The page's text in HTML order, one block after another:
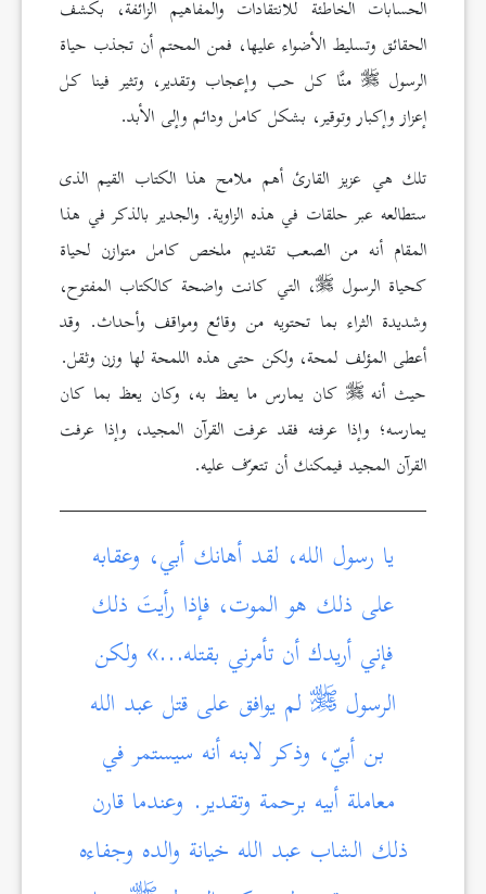
الحسابات الخاطئة للانتقادات والمفاهيم الزائفة، بكشف
الحقائق وتسليط الأضواء عليها، فمن المحتم أن تجذب حياة
الرسول
منَّا كل حب وإعجاب وتقدير، وتثير فينا كل
إعزاز وإكبار وتوقير، بشكل كامل ودائم وإلى الأبد.
تلك هي عزيز القارئ أهم ملامح هذا الكتاب القيم الذى
ستطالعه عبر حلقات في هذه الزاوية. والجدير بالذكر في هذا
المقام أنه من الصعب تقديم ملخص كامل متوازن لحياة
كحياة الرسول ، التي كانت واضحة كالكتاب المفتوح،
وشديدة الثراء بما تحتويه من وقائع ومواقف وأحداث. وقد
أعطى المؤلف لمحة، ولكن حتى هذه اللمحة لها وزن وثقل.
حيث أنه
كان يمارس ما يعظ به، وكان يعظ بما كان
يمارسه؛ وإذا عرفته فقد عرفت القرآن المجيد، وإذا عرفت
القرآن المجيد فيمكنك أن تتعرّف عليه.
يا رسول الله، لقد أهانك أبي، وعقابه
على ذلك هو الموت، فإذا رأيتَ ذلك
فإني أريدك أن تأمرني بقتله…» ولكن
الرسول
لم يوافق على قتل عبد الله
بن أبيّ، وذكر لابنه أنه سيستمر في
معاملة أبيه برحمة وتقدير. وعندما قارن
ذلك الشاب عبد الله خيانة والده وجفاءه